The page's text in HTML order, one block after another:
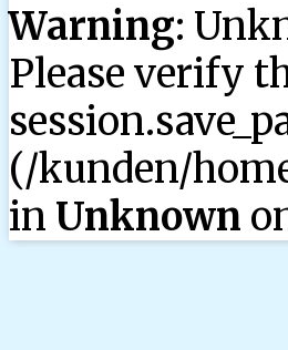
Warning:
Please verify
(/kunden/
in Unknown